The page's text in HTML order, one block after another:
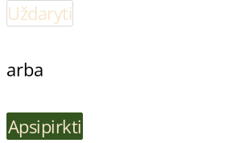
Uždaryti
arba
Apsipirkti